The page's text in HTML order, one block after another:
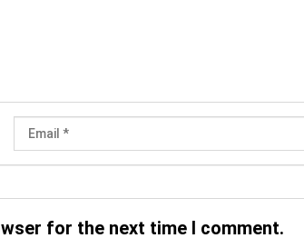
for the next time I comment.